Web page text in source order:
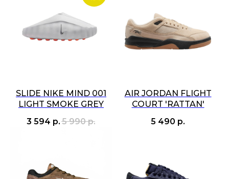
SLIDE NIKE MIND 001
LIGHT SMOKE GREY
3 594 р. 5 990 р.
AIR JORDAN FLIGHT
COURT 'RATTAN'
5 490 р.